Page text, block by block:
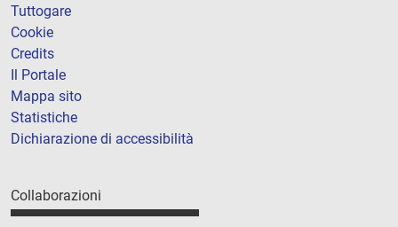
Tuttogare
Cookie
Credits
Il Portale
Mappa sito
Statistiche
Dichiarazione di accessibilità
Collaborazioni